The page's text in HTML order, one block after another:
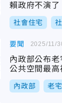
賴政府不演了
社會住宅
要聞
內政部公布
公共空間最
內政部 老
2025/11/